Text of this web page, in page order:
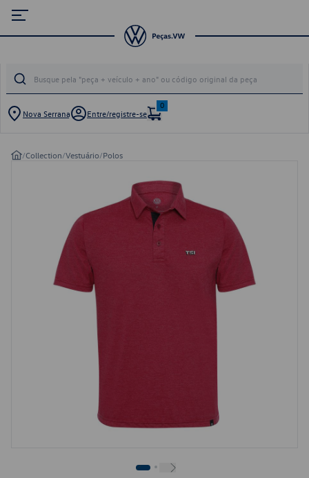
Nova Serrana Entre/registre-se
0
/Collection/Vestuário/Polos